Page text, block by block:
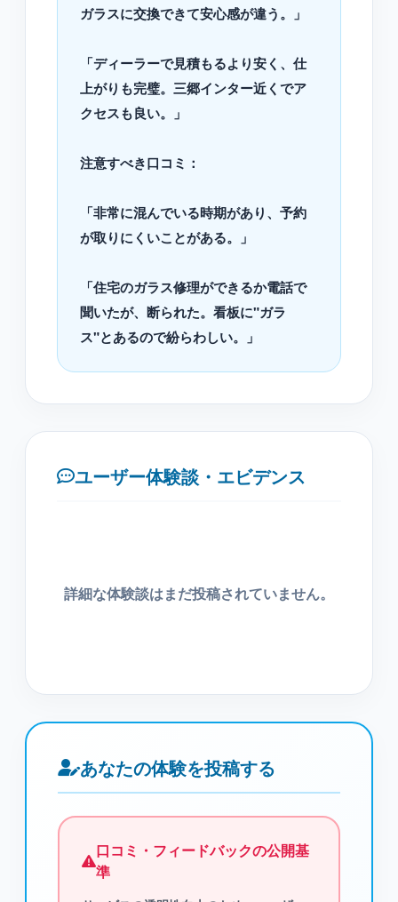
ガラスに交換できて安心感が違う。」
「ディーラーで見積もるより安く、仕
上がりも完璧。三郷インター近くでア
クセスも良い。」
注意すべき口コミ：
「非常に混んでいる時期があり、予約
が取りにくいことがある。」
「住宅のガラス修理ができるか電話で
聞いたが、断られた。看板に"ガラ
ス"とあるので紛らわしい。」
ユーザー体験談・エビデンス
詳細な体験談はまだ投稿されていません。
あなたの体験を投稿する
口コミ・フィードバックの公開基
準